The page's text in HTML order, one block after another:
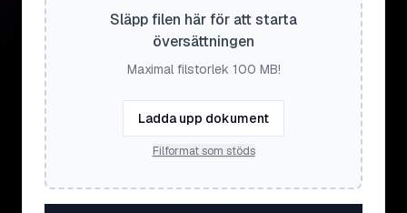
Släpp filen här för att starta
översättningen
Maximal filstorlek 100 MB!
Ladda upp dokument
Filformat som stöds